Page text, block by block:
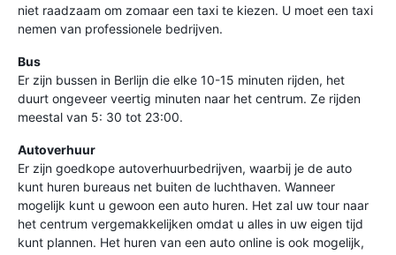
niet raadzaam om zomaar een taxi te kiezen. U moet een taxi
nemen van professionele bedrijven.
Bus
Er zijn bussen in Berlijn die elke 10-15 minuten rijden, het
duurt ongeveer veertig minuten naar het centrum. Ze rijden
meestal van 5: 30 tot 23:00.
Autoverhuur
Er zijn goedkope autoverhuurbedrijven, waarbij je de auto
kunt huren bureaus net buiten de luchthaven. Wanneer
mogelijk kunt u gewoon een auto huren. Het zal uw tour naar
het centrum vergemakkelijken omdat u alles in uw eigen tijd
kunt plannen. Het huren van een auto online is ook mogelijk,